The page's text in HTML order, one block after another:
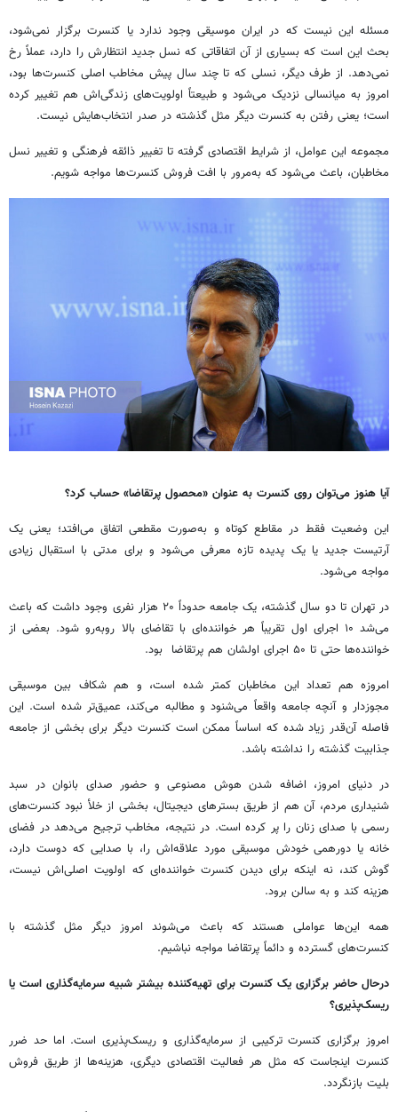
مسئله این نیست که در ایران موسیقی وجود ندارد یا کنسرت برگزار نمی‌شود،
بحث این است که بسیاری از آن اتفاقاتی که نسل جدید انتظارش را دارد، عملاً رخ
نمی‌دهد. از طرف دیگر، نسلی که تا چند سال پیش مخاطب اصلی کنسرت‌ها بود،
امروز به میانسالی نزدیک می‌شود و طبیعتاً اولویت‌های زندگی‌اش هم تغییر کرده
است؛ یعنی رفتن به کنسرت دیگر مثل گذشته در صدر انتخاب‌هایش نیست.
مجموعه این عوامل، از شرایط اقتصادی گرفته تا تغییر ذائقه فرهنگی و تغییر نسل
مخاطبان، باعث می‌شود که به‌مرور با افت فروش کنسرت‌ها مواجه شویم.
آیا هنوز می‌توان روی کنسرت به عنوان «محصول پرتقاضا» حساب کرد؟
این وضعیت فقط در مقاطع کوتاه و به‌صورت مقطعی اتفاق می‌افتد؛ یعنی یک
آرتیست جدید یا یک پدیده تازه معرفی می‌شود و برای مدتی با استقبال زیادی
مواجه می‌شود.
در تهران تا دو سال گذشته، یک جامعه حدوداً ۲۰ هزار نفری وجود داشت که باعث
می‌شد ۱۰ اجرای اول تقریباً هر خواننده‌ای با تقاضای بالا روبه‌رو شود. بعضی‌ از
خواننده‌ها حتی تا ۵۰ اجرای اولشان هم پرتقاضا بود.
امروزه هم تعداد این مخاطبان کمتر شده است، و هم شکاف بین موسیقی
مجوزدار و آنچه جامعه واقعاً می‌شنود و مطالبه می‌کند، عمیق‌تر شده است. این
فاصله آن‌قدر زیاد شده که اساساً ممکن است کنسرت دیگر برای بخشی از جامعه
جذابیت گذشته را نداشته باشد.
در دنیای امروز، اضافه شدن هوش مصنوعی و حضور صدای بانوان در سبد
شنیداری مردم، آن هم از طریق بسترهای دیجیتال، بخشی از خلأ نبود کنسرت‌های
رسمی با صدای زنان را پر کرده است. در نتیجه، مخاطب ترجیح می‌دهد در فضای
خانه یا دورهمی خودش موسیقی مورد علاقه‌اش را، با صدایی که دوست دارد،
گوش کند، نه اینکه برای دیدن کنسرت خواننده‌ای که اولویت اصلی‌اش نیست،
هزینه کند و به سالن برود.
همه این‌ها عواملی هستند که باعث می‌شوند امروز دیگر مثل گذشته با
کنسرت‌های گسترده و دائماً پرتقاضا مواجه نباشیم.
درحال حاضر برگزاری یک کنسرت برای تهیه‌کننده بیشتر شبیه سرمایه‌گذاری است یا
ریسک‌پذیری؟
امروز برگزاری کنسرت ترکیبی از سرمایه‌گذاری و ریسک‌پذیری است. اما حد ضرر
کنسرت اینجاست که مثل هر فعالیت اقتصادی دیگری، هزینه‌ها از طریق فروش
بلیت بازنگردد.